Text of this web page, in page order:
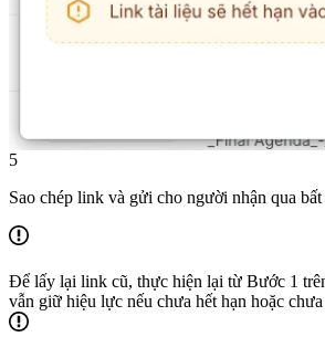
5
Sao chép link và gửi cho người nhận qua
Để lấy lại link cũ, thực hiện lại từ Bước 1
vẫn giữ hiệu lực nếu chưa hết hạn hoặc